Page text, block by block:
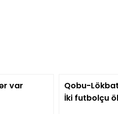
var
Qobu-
İki futbolçu